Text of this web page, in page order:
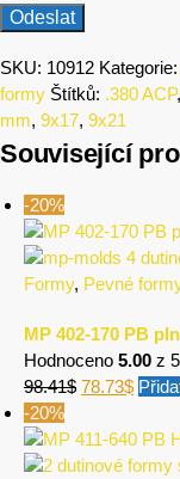
SKU: 10912 Kategorie:
formy Štítků: .380 ACP,
mm, 9x17, 9x21
Související
-20%
Formy, Pevné
MP 402-170 PB
Hodnoceno 5.00 z 5
98.41$ 78.73$
-20%